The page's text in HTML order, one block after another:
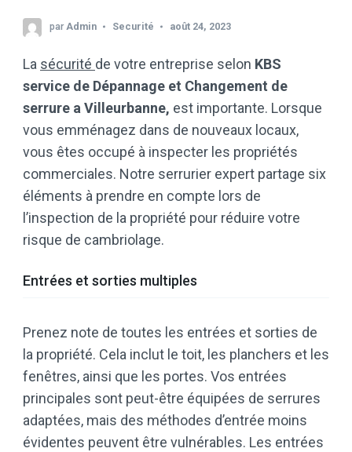
parAdmin Securité août 24, 2023
La sécurité de votre entreprise selon KBS
service de Dépannage et Changement de
serrure a Villeurbanne, est importante. Lorsque
vous emménagez dans de nouveaux locaux,
vous êtes occupé à inspecter les propriétés
commerciales. Notre serrurier expert partage six
éléments à prendre en compte lors de
l’inspection de la propriété pour réduire votre
risque de cambriolage.
Entrées et sorties multiples
Prenez note de toutes les entrées et sorties de
la propriété. Cela inclut le toit, les planchers et les
fenêtres, ainsi que les portes. Vos entrées
principales sont peut-être équipées de serrures
adaptées, mais des méthodes d’entrée moins
évidentes peuvent être vulnérables. Les entrées